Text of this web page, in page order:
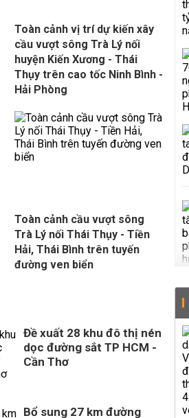
Toàn cảnh vị trí dự kiến xây
cầu vượt sông Trà Lý nối
huyện Kiến Xương - Thái
Thụy trên cao tốc Ninh Bình -
Hải Phòng
Toàn cảnh cầu vượt sông
Trà Lý nối Thái Thụy - Tiền
Hải, Thái Bình trên tuyến
đường ven biển
Đề xuất 28 khu đô thị nén
dọc đường sắt TP HCM -
Cần Thơ
Bổ sung 27 km đường